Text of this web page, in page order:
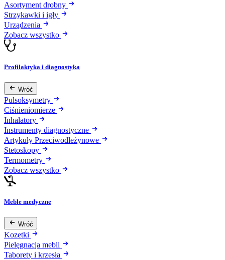
Asortyment drobny
Strzykawki i igły
Urządzenia
Zobacz wszystko
Profilaktyka i diagnostyka
Wróć
Pulsoksymetry
Ciśnieniomierze
Inhalatory
Instrumenty diagnostyczne
Artykuły Przeciwodleżynowe
Stetoskopy
Termometry
Zobacz wszystko
Meble medyczne
Wróć
Kozetki
Pielęgnacja mebli
Taborety i krzesła